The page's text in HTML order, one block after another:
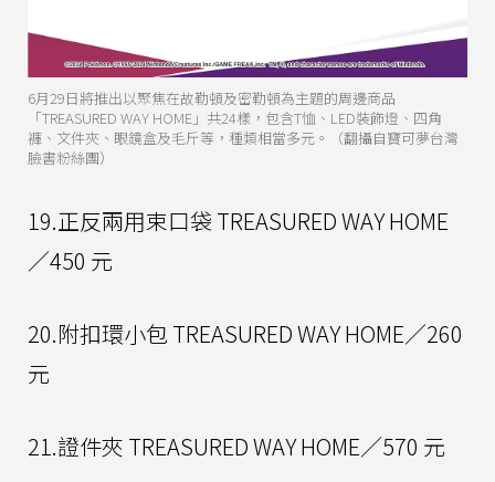
6月29日將推出以聚焦在故勒頓及密勒頓為主題的周邊商品
「TREASURED WAY HOME」共24樣，包含T恤、LED裝飾燈、四角
褲、文件夾、眼鏡盒及毛斤等，種類相當多元。（翻攝自寶可夢台灣
臉書粉絲團）
19.正反兩用束口袋 TREASURED WAY HOME
／450 元
20.附扣環小包 TREASURED WAY HOME／260
元
21.證件夾 TREASURED WAY HOME／570 元